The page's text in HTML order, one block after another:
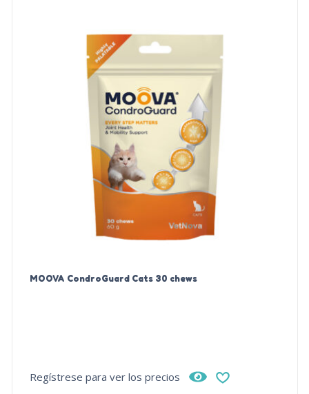
MOOVA CondroGuard Cats 30 chews
Regístrese para ver los precios